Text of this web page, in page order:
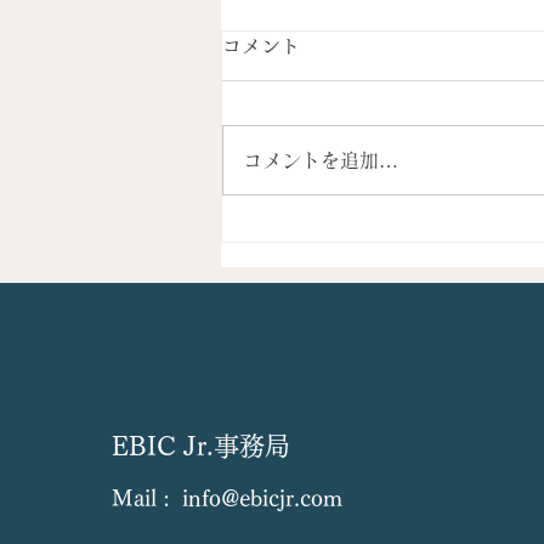
開放による方法（2023/9/28
コメント
コメントを追加…
EBIC Jr.事務局
Mail : info@ebicjr.com